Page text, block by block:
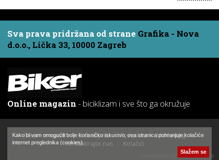
Sva prava pridržana od strane Grafika - Nova
d.o.o., Lička 33, 10000 Zagreb
Online magazin - biciklizam i sve što ga okružuje
Biker - magazin O časopisu Pretplata
Marketing
Kontaktirajte nas
Kolačići
Hajtek Studio
Kako bi vam omogućili bolje korisničko iskustvo, ova stranica pohranjuje kolačiće
internet preglednika (cookies).
Slažem se